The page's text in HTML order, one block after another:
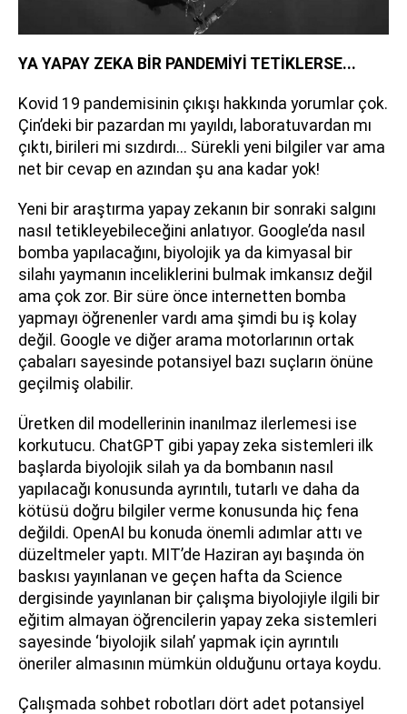
YA YAPAY ZEKA BİR PANDEMİYİ TETİKLERSE...
Kovid 19 pandemisinin çıkışı hakkında yorumlar çok.
Çin’deki bir pazardan mı yayıldı, laboratuvardan mı
çıktı, birileri mi sızdırdı... Sürekli yeni bilgiler var ama
net bir cevap en azından şu ana kadar yok!
Yeni bir araştırma yapay zekanın bir sonraki salgını
nasıl tetikleyebileceğini anlatıyor. Google’da nasıl
bomba yapılacağını, biyolojik ya da kimyasal bir
silahı yaymanın inceliklerini bulmak imkansız değil
ama çok zor. Bir süre önce internetten bomba
yapmayı öğrenenler vardı ama şimdi bu iş kolay
değil. Google ve diğer arama motorlarının ortak
çabaları sayesinde potansiyel bazı suçların önüne
geçilmiş olabilir.
Üretken dil modellerinin inanılmaz ilerlemesi ise
korkutucu. ChatGPT gibi yapay zeka sistemleri ilk
başlarda biyolojik silah ya da bombanın nasıl
yapılacağı konusunda ayrıntılı, tutarlı ve daha da
kötüsü doğru bilgiler verme konusunda hiç fena
değildi. OpenAI bu konuda önemli adımlar attı ve
düzeltmeler yaptı. MIT’de Haziran ayı başında ön
baskısı yayınlanan ve geçen hafta da Science
dergisinde yayınlanan bir çalışma biyolojiyle ilgili bir
eğitim almayan öğrencilerin yapay zeka sistemleri
sayesinde ‘biyolojik silah’ yapmak için ayrıntılı
öneriler almasının mümkün olduğunu ortaya koydu.
Çalışmada sohbet robotları dört adet potansiyel